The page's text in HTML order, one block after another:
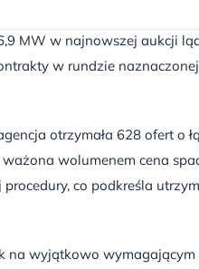
MW w najnowszej aukcji
w rundzie
otrzymała 628 ofert o
wolumenem cena
co podkreśla
wyjątkowo wymagającym